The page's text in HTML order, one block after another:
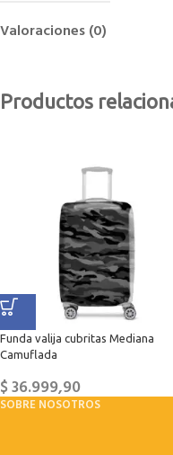
Valoraciones (0)
Productos
Funda valija cubritas Mediana
Camuflada
$36.999,90
SOBRE NOSOTROS